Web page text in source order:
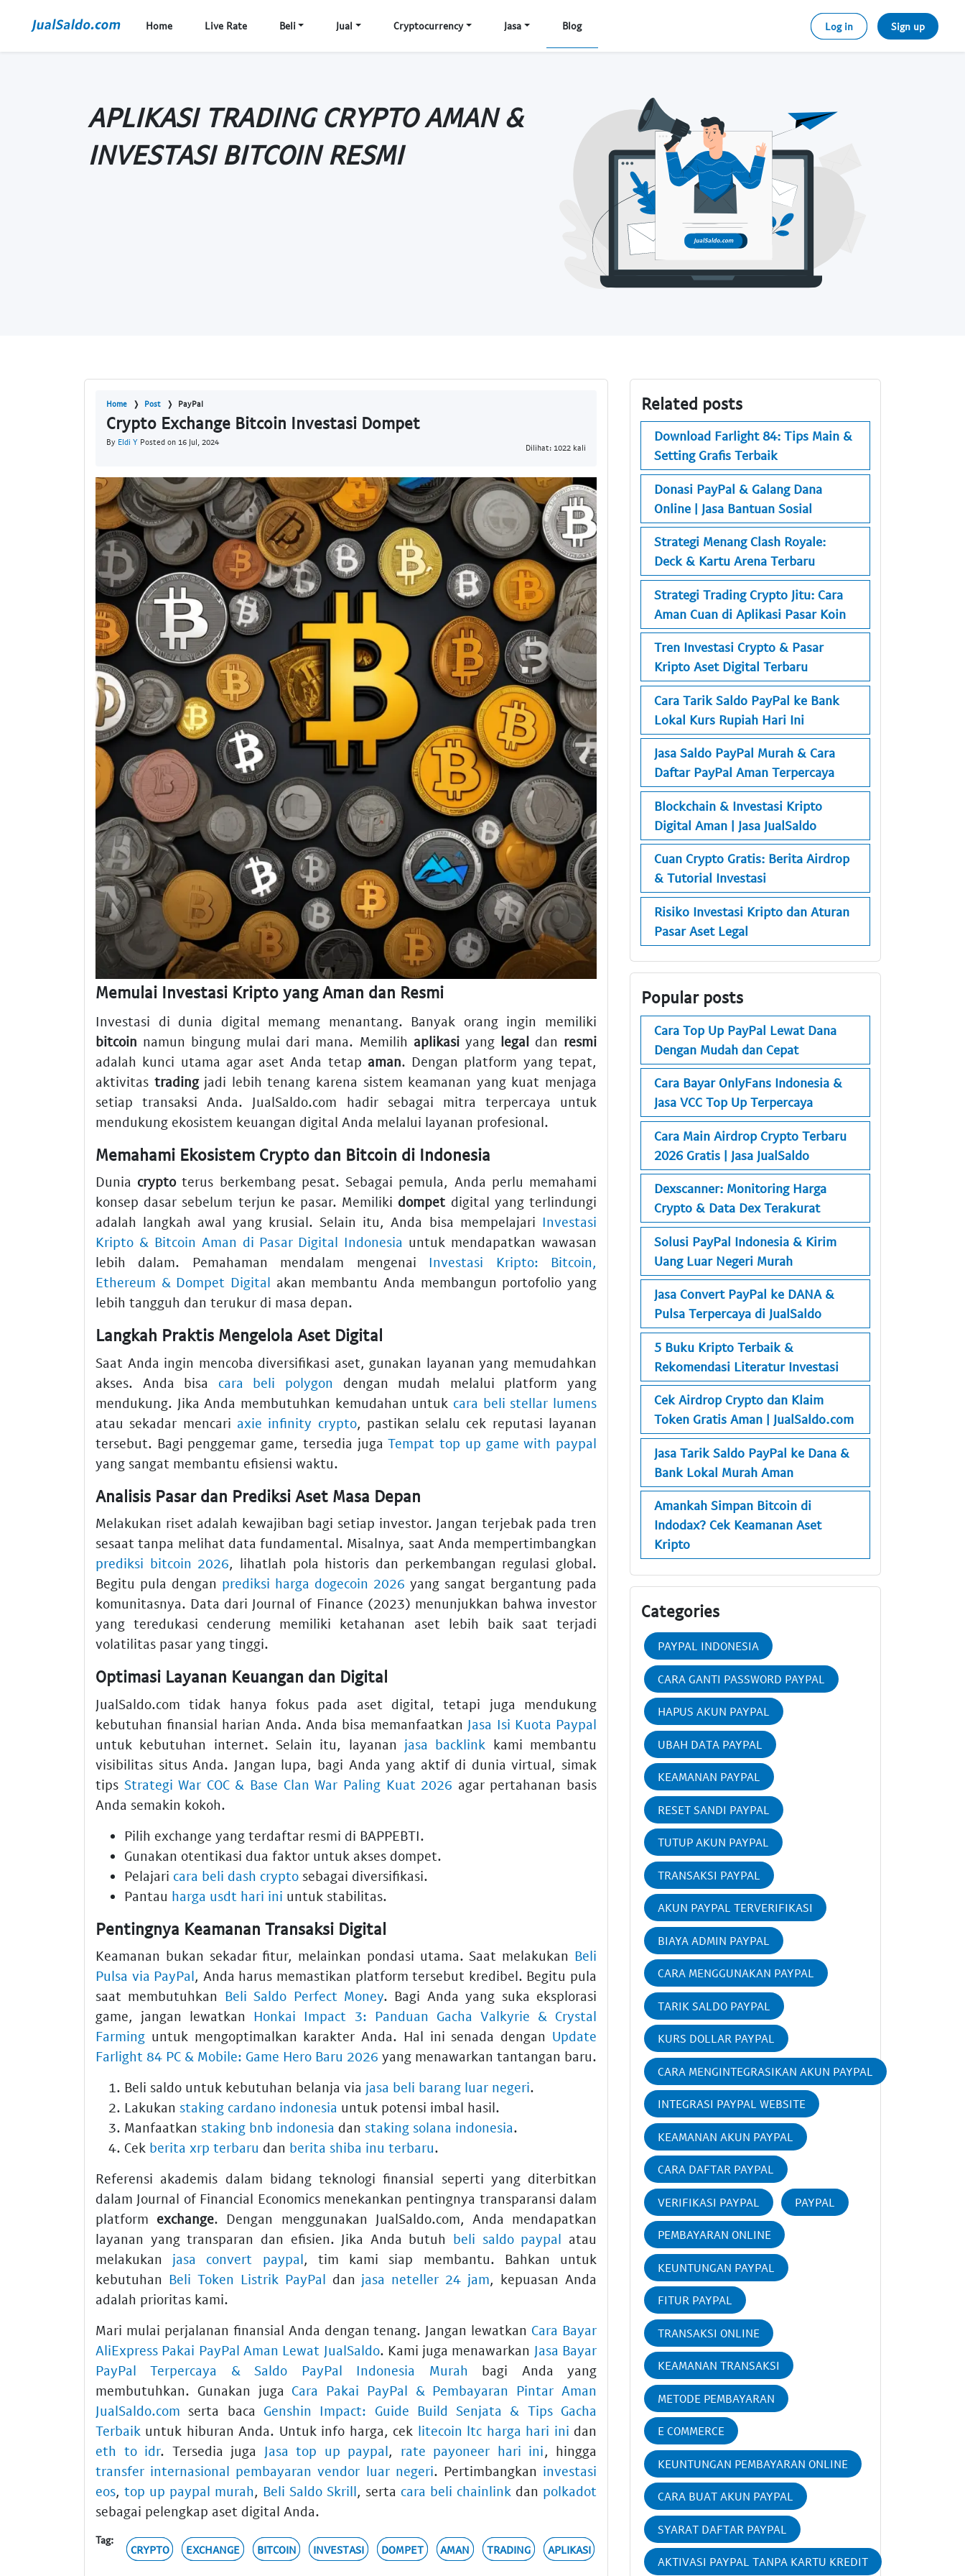
Home Live Rate Beli Jual Cryptocurrency Jasa Blog Log in Sign up
APLIKASI TRADING CRYPTO AMAN &
INVESTASI BITCOIN RESMI
Home Post PayPal
Crypto Exchange Bitcoin Investasi Dompet
By Eldi Y Posted on 16 Jul, 2024
Dilihat: 1022 kali
Memulai Investasi Kripto yang Aman dan Resmi
Investasi di dunia digital memang menantang. Banyak orang ingin memiliki
bitcoin namun bingung mulai dari mana. Memilih aplikasiyang legaldan resmi
adalah kunci utama agar aset Anda tetap aman. Dengan platform yang tepat,
aktivitas tradingjadi lebih tenang karena sistem keamanan yang kuat menjaga
setiap transaksi Anda. JualSaldo.com hadir sebagai mitra terpercaya untuk
mendukung ekosistem keuangan digital Anda melalui layanan profesional.
Memahami Ekosistem Crypto dan Bitcoin di Indonesia
Dunia cryptoterus berkembang pesat. Sebagai pemula, Anda perlu memahami
konsep dasar sebelum terjun ke pasar. Memiliki dompet digital yang terlindungi
adalah langkah awal yang krusial. Selain itu, Anda bisa mempelajari Investasi
Kripto & Bitcoin Aman di Pasar Digital Indonesia untuk mendapatkan wawasan
lebih dalam. Pemahaman mendalam mengenai Investasi Kripto: Bitcoin,
Ethereum & Dompet Digital akan membantu Anda membangun portofolio yang
lebih tangguh dan terukur di masa depan.
Langkah Praktis Mengelola Aset Digital
Saat Anda ingin mencoba diversifikasi aset, gunakan layanan yang memudahkan
akses. Anda bisa cara beli polygon dengan mudah melalui platform yang
mendukung. Jika Anda membutuhkan kemudahan untuk cara beli stellar lumens
atau sekadar mencari axie infinity crypto, pastikan selalu cek reputasi layanan
tersebut. Bagi penggemar game, tersedia jugaTempat top up game with paypal
yang sangat membantu efisiensi waktu.
Analisis Pasar dan Prediksi Aset Masa Depan
Melakukan riset adalah kewajiban bagi setiap investor. Jangan terjebak pada tren
sesaat tanpa melihat data fundamental. Misalnya, saat Anda mempertimbangkan
prediksi bitcoin 2026, lihatlah pola historis dan perkembangan regulasi global.
Begitu pula dengan prediksi harga dogecoin 2026 yang sangat bergantung pada
komunitasnya. Data dari Journal of Finance (2023) menunjukkan bahwa investor
yang teredukasi cenderung memiliki ketahanan aset lebih baik saat terjadi
volatilitas pasar yang tinggi.
Optimasi Layanan Keuangan dan Digital
JualSaldo.com tidak hanya fokus pada aset digital, tetapi juga mendukung
kebutuhan finansial harian Anda. Anda bisa memanfaatkan Jasa Isi Kuota Paypal
untuk kebutuhan internet. Selain itu, layanan jasa backlink kami membantu
visibilitas situs Anda. Jangan lupa, bagi Anda yang aktif di dunia virtual, simak
tips Strategi War COC & Base Clan War Paling Kuat 2026 agar pertahanan basis
Anda semakin kokoh.
Pilih exchange yang terdaftar resmi di BAPPEBTI.
Gunakan otentikasi dua faktor untuk akses dompet.
Pelajari cara beli dash crypto sebagai diversifikasi.
Pantau harga usdt hari ini untuk stabilitas.
Pentingnya Keamanan Transaksi Digital
Keamanan bukan sekadar fitur, melainkan pondasi utama. Saat melakukan Beli
Pulsa via PayPal, Anda harus memastikan platform tersebut kredibel. Begitu pula
saat membutuhkan Beli Saldo Perfect Money. Bagi Anda yang suka eksplorasi
game, jangan lewatkan Honkai Impact 3: Panduan Gacha Valkyrie & Crystal
Farming untuk mengoptimalkan karakter Anda. Hal ini senada dengan Update
Farlight 84 PC & Mobile: Game Hero Baru 2026 yang menawarkan tantangan baru.
Beli saldo untuk kebutuhan belanja via jasa beli barang luar negeri.
Lakukan staking cardano indonesia untuk potensi imbal hasil.
Manfaatkan staking bnb indonesia dan staking solana indonesia.
Cek berita xrp terbaru dan berita shiba inu terbaru.
Referensi akademis dalam bidang teknologi finansial seperti yang diterbitkan
dalam Journal of Financial Economics menekankan pentingnya transparansi dalam
platform exchange. Dengan menggunakan JualSaldo.com, Anda mendapatkan
layanan yang transparan dan efisien. Jika Anda butuh beli saldo paypal atau
melakukan jasa convert paypal, tim kami siap membantu. Bahkan untuk
kebutuhan Beli Token Listrik PayPal dan jasa neteller 24 jam, kepuasan Anda
adalah prioritas kami.
Mari mulai perjalanan finansial Anda dengan tenang. Jangan lewatkan Cara Bayar
AliExpress Pakai PayPal Aman Lewat JualSaldo. Kami juga menawarkan Jasa Bayar
PayPal Terpercaya & Saldo PayPal Indonesia Murah bagi Anda yang
membutuhkan. Gunakan juga Cara Pakai PayPal & Pembayaran Pintar Aman
JualSaldo.com serta baca Genshin Impact: Guide Build Senjata & Tips Gacha
Terbaik untuk hiburan Anda. Untuk info harga, cek litecoin ltc harga hari ini dan
eth to idr. Tersedia juga Jasa top up paypal, rate payoneer hari ini, hingga
transfer internasional pembayaran vendor luar negeri. Pertimbangkan investasi
eos, top up paypal murah, Beli Saldo Skrill, serta cara beli chainlink dan polkadot
sebagai pelengkap aset digital Anda.
Tag:
CRYPTO EXCHANGE BITCOIN INVESTASI DOMPET AMAN TRADING APLIKASI
Related posts
Download Farlight 84: Tips Main &
Setting Grafis Terbaik
Donasi PayPal & Galang Dana
Online | Jasa Bantuan Sosial
Strategi Menang Clash Royale:
Deck & Kartu Arena Terbaru
Strategi Trading Crypto Jitu: Cara
Aman Cuan di Aplikasi Pasar Koin
Tren Investasi Crypto & Pasar
Kripto Aset Digital Terbaru
Cara Tarik Saldo PayPal ke Bank
Lokal Kurs Rupiah Hari Ini
Jasa Saldo PayPal Murah & Cara
Daftar PayPal Aman Terpercaya
Blockchain & Investasi Kripto
Digital Aman | Jasa JualSaldo
Cuan Crypto Gratis: Berita Airdrop
& Tutorial Investasi
Risiko Investasi Kripto dan Aturan
Pasar Aset Legal
Popular posts
Cara Top Up PayPal Lewat Dana
Dengan Mudah dan Cepat
Cara Bayar OnlyFans Indonesia &
Jasa VCC Top Up Terpercaya
Cara Main Airdrop Crypto Terbaru
2026 Gratis | Jasa JualSaldo
Dexscanner: Monitoring Harga
Crypto & Data Dex Terakurat
Solusi PayPal Indonesia & Kirim
Uang Luar Negeri Murah
Jasa Convert PayPal ke DANA &
Pulsa Terpercaya di JualSaldo
5 Buku Kripto Terbaik &
Rekomendasi Literatur Investasi
Cek Airdrop Crypto dan Klaim
Token Gratis Aman | JualSaldo.com
Jasa Tarik Saldo PayPal ke Dana &
Bank Lokal Murah Aman
Amankah Simpan Bitcoin di
Indodax? Cek Keamanan Aset
Kripto
Categories
PAYPAL INDONESIA
CARA GANTI PASSWORD PAYPAL
HAPUS AKUN PAYPAL
UBAH DATA PAYPAL
KEAMANAN PAYPAL
RESET SANDI PAYPAL
TUTUP AKUN PAYPAL
TRANSAKSI PAYPAL
AKUN PAYPAL TERVERIFIKASI
BIAYA ADMIN PAYPAL
CARA MENGGUNAKAN PAYPAL
TARIK SALDO PAYPAL
KURS DOLLAR PAYPAL
CARA MENGINTEGRASIKAN AKUN PAYPAL
INTEGRASI PAYPAL WEBSITE
KEAMANAN AKUN PAYPAL
CARA DAFTAR PAYPAL
VERIFIKASI PAYPAL PAYPAL
PEMBAYARAN ONLINE
KEUNTUNGAN PAYPAL
FITUR PAYPAL
TRANSAKSI ONLINE
KEAMANAN TRANSAKSI
METODE PEMBAYARAN
E COMMERCE
KEUNTUNGAN PEMBAYARAN ONLINE
CARA BUAT AKUN PAYPAL
SYARAT DAFTAR PAYPAL
AKTIVASI PAYPAL TANPA KARTU KREDIT